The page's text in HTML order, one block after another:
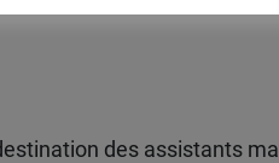
des assistants